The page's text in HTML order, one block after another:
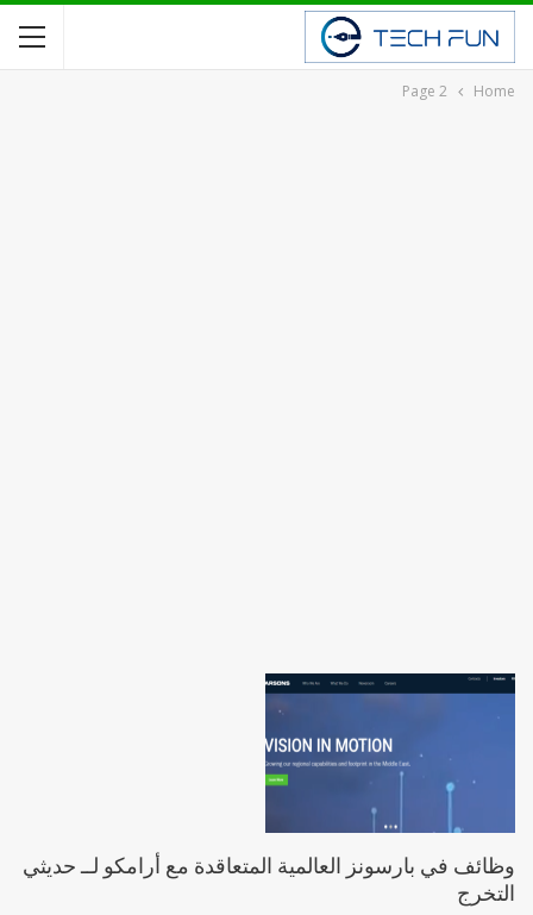
Home
Page 2
وظائف في بارسونز العالمية المتعاقدة مع أرامكو لــ حديثي
التخرج